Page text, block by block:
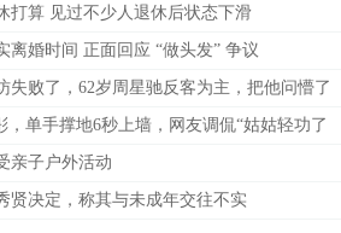
打算 见过不少人退休后状态下滑
离婚时间 正面回应 “做头发” 争议
失败了，62岁周星驰反客为主，把他问懵了
，单手撑地6秒上墙，网友调侃“姑姑轻功了
切勿盲目模仿
亲子户外活动
贤决定，称其与未成年交往不实